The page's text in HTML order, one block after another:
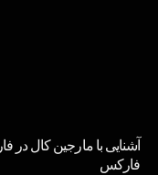
آشنایی با مارجین کال
فارکس